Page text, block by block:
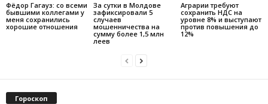
Фёдор Гагауз: со всеми
бывшими коллегами у
меня сохранились
хорошие отношения
За сутки в Молдове
зафиксировали 5
случаев
мошенничества на
сумму более 1,5 млн
леев
Аграрии требуют
сохранить НДС на
уровне 8% и выступают
против повышения до
12%
Гороскоп